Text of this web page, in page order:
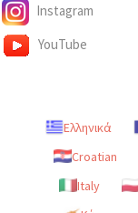
Instagram
YouTube
Ελληνικά
Croatian
Italy